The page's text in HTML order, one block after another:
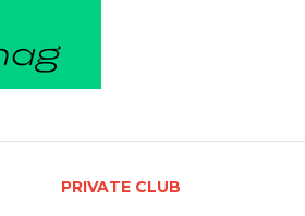
PRIVATE CLUB